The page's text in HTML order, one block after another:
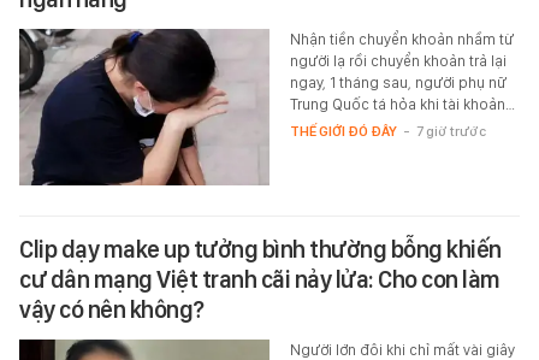
Nhận tiền chuyển khoản nhầm từ
người lạ rồi chuyển khoản trả lại
ngay, 1 tháng sau, người phụ nữ
Trung Quốc tá hỏa khi tài khoản…
THẾ GIỚI ĐÓ ĐÂY - 7 giờ trước
Clip dạy make up tưởng bình thường bỗng khiến
cư dân mạng Việt tranh cãi nảy lửa: Cho con làm
vậy có nên không?
Người lớn đôi khi chỉ mất vài giây